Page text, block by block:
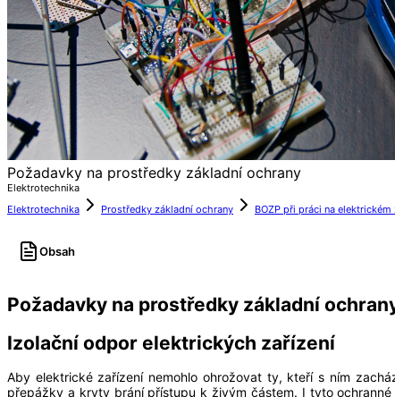
Požadavky na prostředky základní ochrany
Elektrotechnika
Elektrotechnika
Prostředky základní ochrany BOZP při práci na elektrickém
Obsah
Požadavky na prostředky základní
Izolační odpor elektrických zařízení
Aby elektrické zařízení nemohlo ohrožovat ty, kteří s ním
přepážky a kryty brání přístupu k živým částem. I tyto